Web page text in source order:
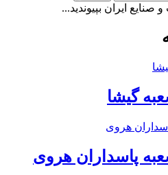
ایران بپیوندید...
گیشا
پاسداران هروی